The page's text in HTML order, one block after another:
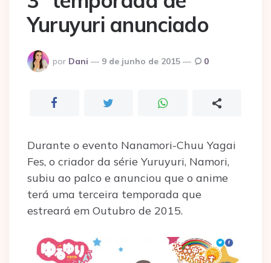
Yuruyuri anunciado
Postado
por
por Dani 9 de junho de 2015 0
Durante o evento Nanamori-Chuu Yagai
Fes, o criador da série Yuruyuri, Namori,
subiu ao palco e anunciou que o anime
terá uma terceira temporada que
estreará em Outubro de 2015.